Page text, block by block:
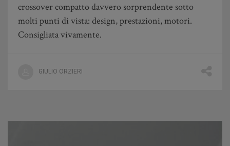
crossover compatto davvero sorprendente sotto
molti punti di vista: design, prestazioni, motori.
Consigliata vivamente.
GIULIO ORZIERI